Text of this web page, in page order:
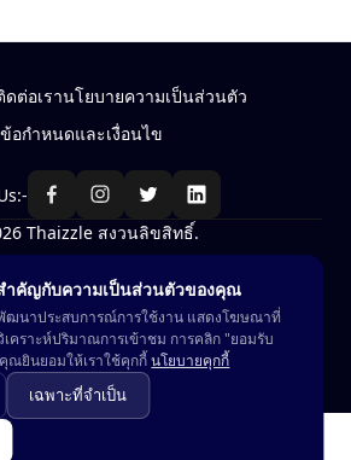
ดูในแอพ
ดต่อเรานโยบายความเป็นส่วนตัว
ข้อกำหนดและเงื่อนไข
Thaizzle สงวนลิขสิทธิ์.
าย สินค้าในประเทศไทย
ำคัญกับความเป็นส่วนตัวของคุณ
พัฒนาประสบการณ์การใช้งาน แสดงโฆษณาที่
เคราะห์ปริมาณการเข้าชม การคลิก "ยอมรับ
ณยินยอมให้เราใช้คุกกี้ นโยบายคุกกี้
เฉพาะที่จำเป็น